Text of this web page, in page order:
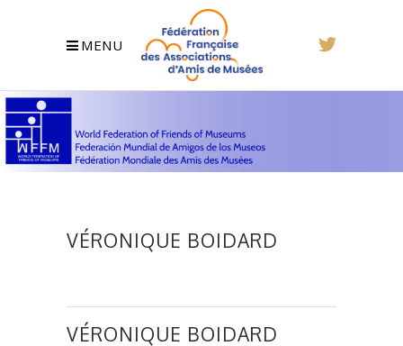
MENU
VÉRONIQUE BOIDARD
VÉRONIQUE BOIDARD